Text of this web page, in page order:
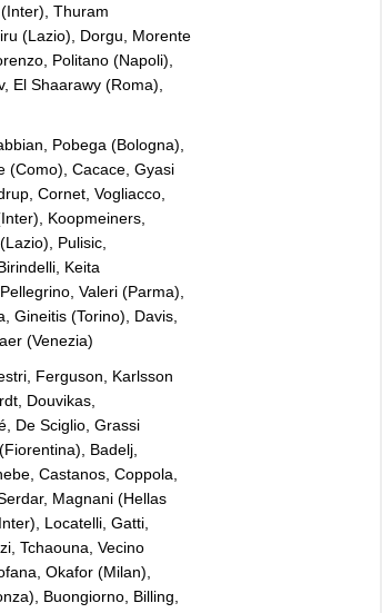
Thuram
(Lazio), Dorgu, Morente
Politano (Napoli),
El Shaarawy (Roma),
Pobega (Bologna),
(Como), Cacace, Gyasi
Cornet, Vogliacco,
Koopmeiners,
Pulisic,
Keita
Valeri (Parma),
Gineitis (Torino), Davis,
(Venezia)
Ferguson, Karlsson
Douvikas,
De Sciglio, Grassi
Badelj,
Castanos, Coppola,
Magnani (Hellas
Locatelli, Gatti,
Tchaouna, Vecino
Okafor (Milan),
Buongiorno, Billing,